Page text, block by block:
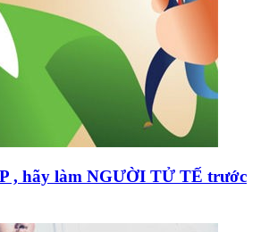
, hãy làm NGƯỜI TỬ TẾ trước